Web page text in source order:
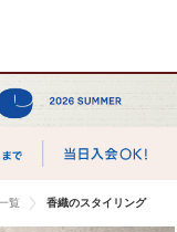
覧 香織のスタイリング